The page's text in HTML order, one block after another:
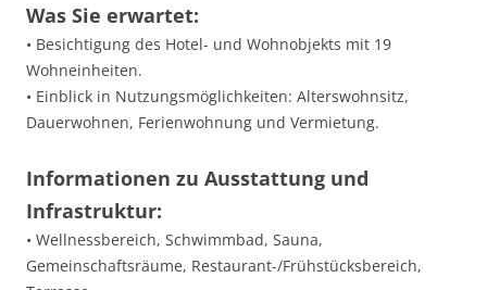
Was Sie erwartet:
• Besichtigung des Hotel- und Wohnobjekts mit 19
Wohneinheiten.
• Einblick in Nutzungsmöglichkeiten: Alterswohnsitz,
Dauerwohnen, Ferienwohnung und Vermietung.
Informationen zu Ausstattung und
Infrastruktur:
• Wellnessbereich, Schwimmbad, Sauna,
Gemeinschaftsräume, Restaurant-/Frühstücksbereich,